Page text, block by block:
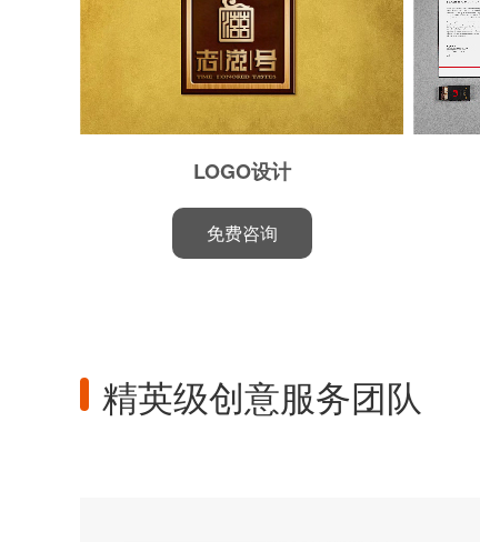
LOGO设计
免费咨询
精英级创意服务团队